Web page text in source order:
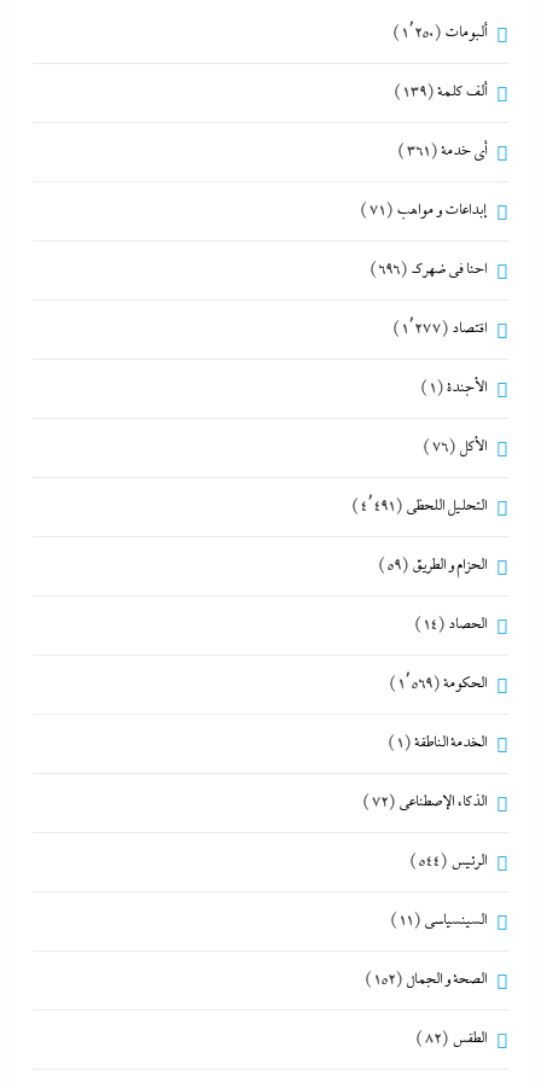
ألبومات (1٬250)
ألف كلمة(139)
أي خدمة(361)
إبداعات و مواهب (71)
احنا في ضهرك (696)
اقتصاد (1٬277)
الأجندة(1)
الأكل (76)
التحليل اللحظي (4٬491)
الحزام و الطريق (59)
الحصاد (14)
الحكومة(1٬569)
الخدمة الناطقة(1)
الذكاء الإصطناعي (72)
الرئيس (544)
السينسياسي (11)
الصحة و الجمال (152)
الطقس (82)